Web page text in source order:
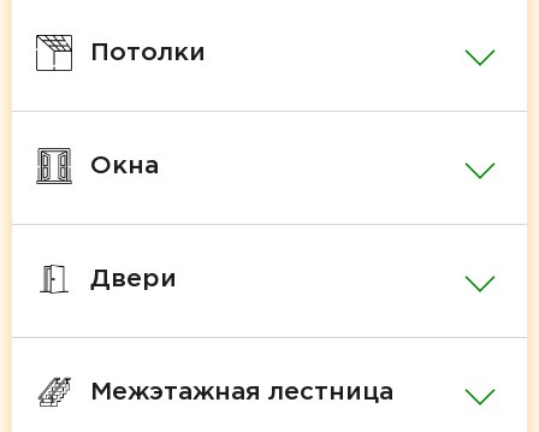
Потолки
Окна
Двери
Межэтажная лестница